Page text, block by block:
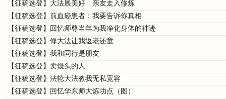
【征稿选登】大法展美好 亲友走入修炼
【征稿选登】前血癌患者：我要告诉你真相
【征稿选登】回忆师尊当年为我净化身体的神迹
【征稿选登】修大法让我返老还童
【征稿选登】我和同行是朋友
【征稿选登】卖馒头的人
【征稿选登】法轮大法教我无私宽容
【征稿选登】回忆华东师大炼功点（图）